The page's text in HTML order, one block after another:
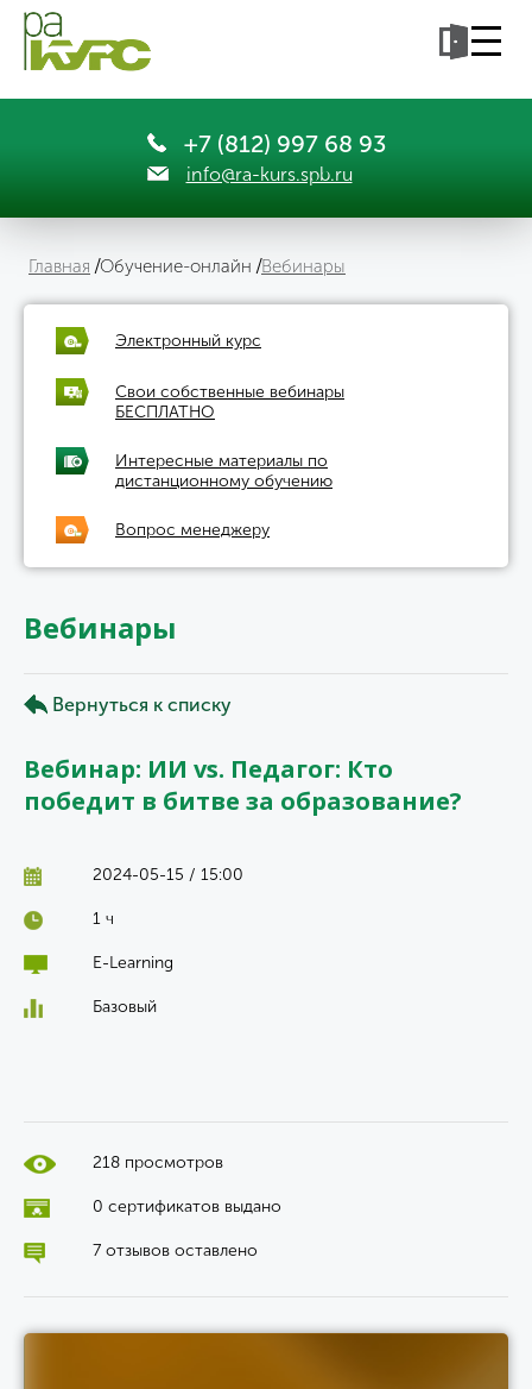
+7 (812) 997 68 93
info@ra-kurs.spb.ru
Главная Обучение-онлайн Вебинары
Электронный курс
Свои собственные вебинары
БЕСПЛАТНО
Интересные материалы по
дистанционному обучению
Вопрос менеджеру
Вебинары
Вернуться к списку
Вебинар: ИИ vs. Педагог: Кто
победит в битве за образование?
2024-05-15 / 15:00
1 ч
E-Learning
Базовый
218 просмотров
0 сертификатов выдано
7 отзывов оставлено